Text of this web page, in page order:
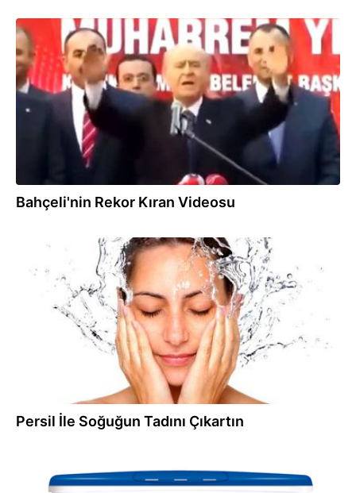
17.07.2015
Bahçeli'nin Rekor Kıran Videosu
Persil İle Soğuğun Tadını Çıkartın
31.05.2014